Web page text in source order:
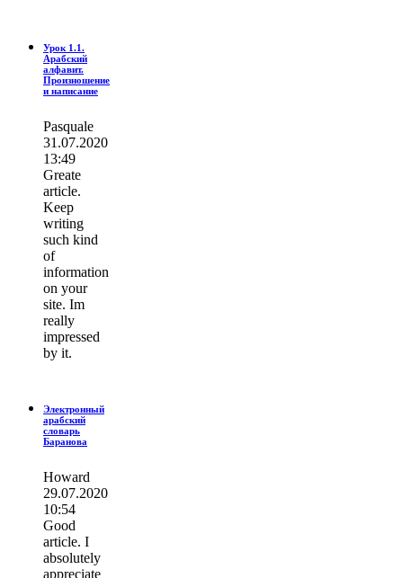
Урок 1.1.
Арабский
алфавит.
Произношение
и написание
Pasquale
31.07.2020
13:49
Greate
article.
Keep
writing
such kind
of
information
on your
site. Im
really
impressed
by it.
Электронный
арабский
словарь
Баранова
Howard
29.07.2020
10:54
Good
article. I
absolutely
appreciate